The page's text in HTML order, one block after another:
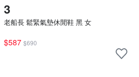
3
老船長 鬆緊氣墊休閒鞋 黑 女
$587 $690